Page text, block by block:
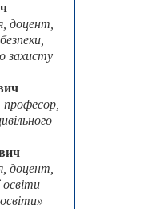
доцент,
захисту
доцент,